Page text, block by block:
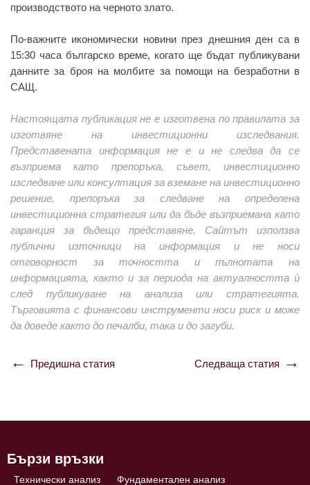
производството на черното злато.
По-важните икономически новини през днешния ден са в
15:30 часа българско време, когато ще бъдат публикувани
данните за броя на молбите за помощи на безработни в
САЩ.
Настоящата публикация не е изготвена по правилата за
изготвяне на инвестиционни изследвания.
Представената информация не е и не следва да се
възприема като препоръка, съвет, инвестиционно
изследване или консултация за вземане на инвестиционно
решение, препоръка за следване на определена
инвестиционна стратегия или да бъде възприемана като
гаранция за бъдещо представяне. Сайтът използва
публични източници на информация и не носи
отговорност за точността и пълнотата на
информацията, както и за периода на актуалността ѝ
след публикуване на анализа или стратегията.
Търговията с финансови инструменти носи риск и може
да доведе както до печалби, така и до загуби.
Навигация
Предишна статия Следваща статия
Бързи връзки
Технически анализ Фундаментален анализ